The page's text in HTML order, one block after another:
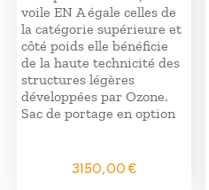
voile EN A égale celles de
la catégorie supérieure et
côté poids elle bénéficie
de la haute technicité des
structures légères
développées par Ozone.
Sac de portage en option
3150,00€